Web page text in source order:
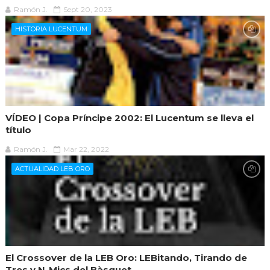
Ramón J. Sept 20, 2023
HISTORIA LUCENTUM
VÍDEO | Copa Príncipe 2002: El Lucentum se lleva el
título
Ramón J. Mar 22, 2022
ACTUALIDAD LEB ORO
El Crossover de la LEB Oro: LEBitando, Tirando de